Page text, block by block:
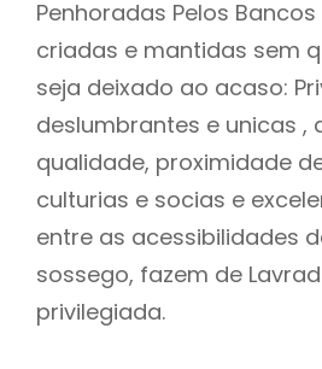
Penhoradas Pelos
criadas e mantidas sem
seja deixado ao acaso:
deslumbrantes e unicas ,
qualidade, proximidade
culturias e socias e
entre as acessibilidades
sossego, fazem de
privilegiada.